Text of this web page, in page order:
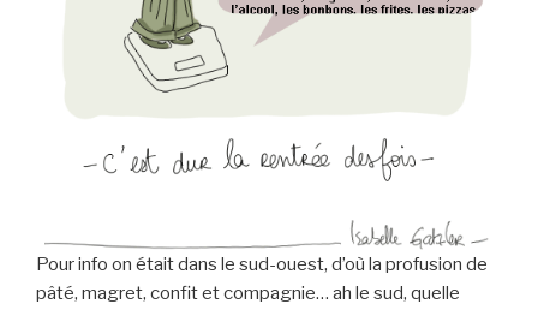
Pour info on était dans le sud-ouest, d’où la profusion de
pâté, magret, confit et compagnie… ah le sud, quelle